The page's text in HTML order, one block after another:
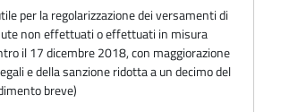
per la regolarizzazione dei versamenti di
non effettuati o effettuati in misura
il 17 dicembre 2018, con maggiorazione
e della sanzione ridotta a un decimo del
breve)